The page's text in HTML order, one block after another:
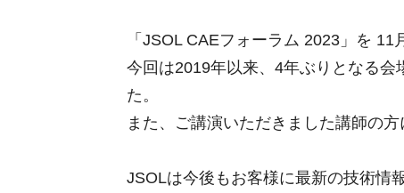
「JSOL CAEフォーラム 2023」を
今回は2019年以来、4年ぶりとなる
た。
また、ご講演いただきました講師の
JSOLは今後もお客様に最新の技術情